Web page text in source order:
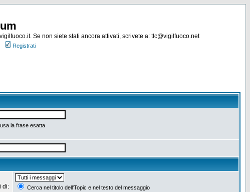
Se non siete stati ancora attivati, scrivete a: tlc@vigilfuoco.net
Registrati
la frase esatta
di:
Cerca nel titolo dell'Topic e nel testo del messaggio